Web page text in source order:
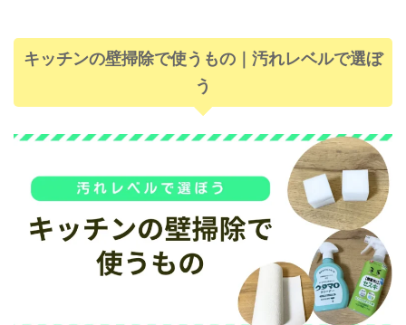
キッチンの壁掃除で使うもの｜汚れレベルで選ぼ
う